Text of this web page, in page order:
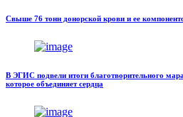
Свыше 76 тонн донорской крови и ее
В ЭГИС подвели итоги благотворительного
которое объединяет сердца